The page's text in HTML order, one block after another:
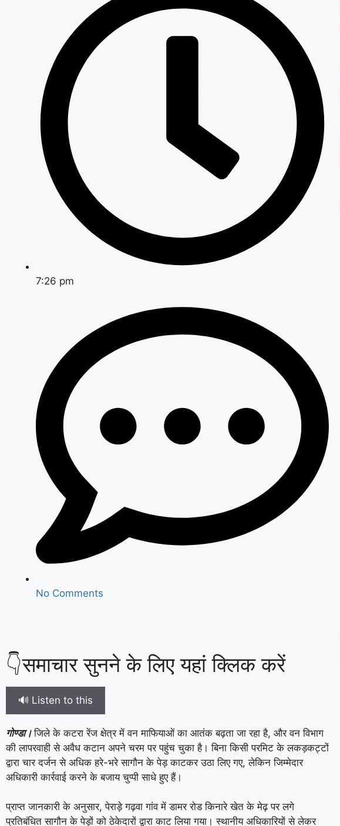
7:26 pm
No Comments
👇समाचार सुनने के लिए यहां क्लिक करें
🔊 Listen to this
गोण्डा। जिले के कटरा रेंज क्षेत्र में वन माफियाओं का आतंक बढ़ता जा रहा है, और वन विभाग
की लापरवाही से अवैध कटान अपने चरम पर पहुंच चुका है। बिना किसी परमिट के लकड़कट्टों
द्वारा चार दर्जन से अधिक हरे-भरे सागौन के पेड़ काटकर उठा लिए गए, लेकिन जिम्मेदार
अधिकारी कार्रवाई करने के बजाय चुप्पी साधे हुए हैं।
प्राप्त जानकारी के अनुसार, पेराड़े गढ़वा गांव में डामर रोड किनारे खेत के मेढ़ पर लगे
प्रतिबंधित सागौन के पेड़ों को ठेकेदारों द्वारा काट लिया गया। स्थानीय अधिकारियों से लेकर